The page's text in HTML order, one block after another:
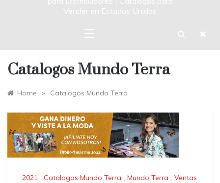
Vender en Estados Unidos
Catalogos Mundo Terra
Home » Catalogos Mundo Terra
2021 , Catalogos Mundo Terra , Mundo Terra , Ventas